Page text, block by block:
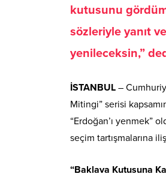
kutusunu
sözleriyle yanıt
yenileceksin,”
İSTANBUL –
Mitingi” serisi
“Erdoğan’ı yenmek”
seçim tartışmalarına
“Baklava Kutusuna